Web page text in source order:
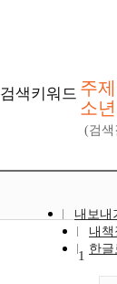
검색키워드 주
소
(검색
내보내
내책
한글
1